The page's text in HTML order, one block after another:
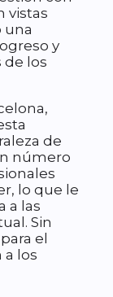
vistas
una
y
de los
de
número
lo que le
a las
Sin
el
los